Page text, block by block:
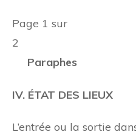
Page 1 sur
Paraphes
IV. ÉTAT DES LIEUX
L’entrée ou la sortie